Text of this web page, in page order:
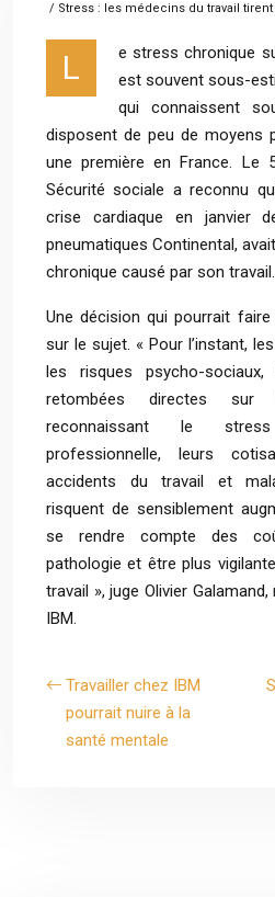
/ Stress : les médecins du travail tirent
L
e stress chronique
est souvent sous-
qui connaissent
disposent de peu de moyens
une première en France. Le
Sécurité sociale a reconnu
crise cardiaque en janvier
pneumatiques Continental,
chronique causé par son travail.
Une décision qui pourrait
sur le sujet. « Pour l’instant,
les risques psycho-
retombées directes sur
reconnaissant le
professionnelle, leurs
accidents du travail et
risquent de sensiblement
se rendre compte des
pathologie et être plus
travail », juge Olivier
IBM.
Travailler chez IBM
pourrait nuire à la
santé mentale